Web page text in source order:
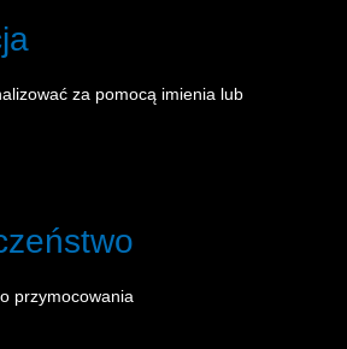
za pomocą imienia lub
przymocowania